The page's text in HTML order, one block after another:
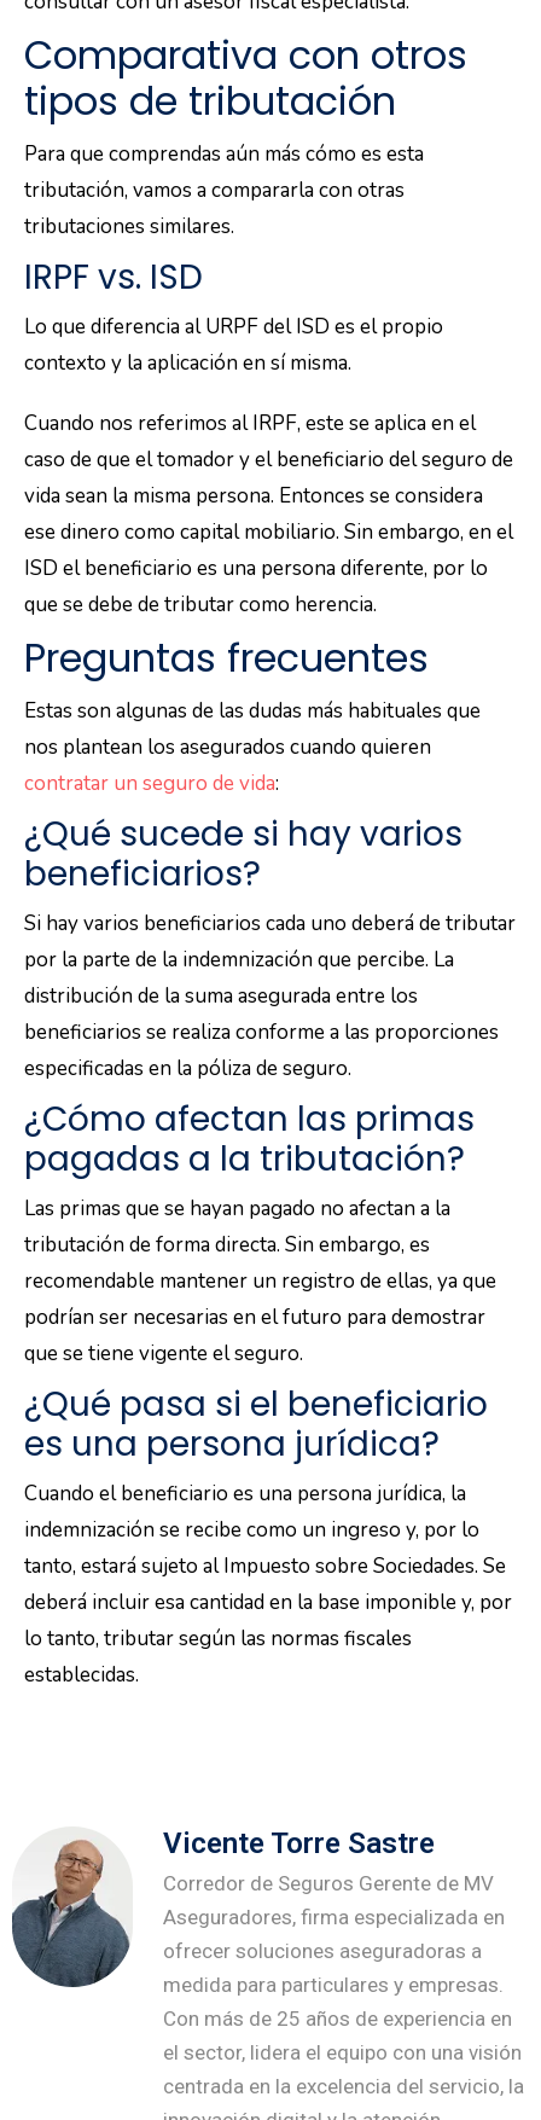
Comparativa con otros
tipos de tributación
Para que comprendas aún más cómo es esta
tributación, vamos a compararla con otras
tributaciones similares.
IRPF vs. ISD
Lo que diferencia al URPF del ISD es el propio
contexto y la aplicación en sí misma.
Cuando nos referimos al IRPF, este se aplica en el
caso de que el tomador y el beneficiario del seguro de
vida sean la misma persona. Entonces se considera
ese dinero como capital mobiliario. Sin embargo, en el
ISD el beneficiario es una persona diferente, por lo
que se debe de tributar como herencia.
Preguntas frecuentes
Estas son algunas de las dudas más habituales que
nos plantean los asegurados cuando quieren
contratar un seguro de vida:
¿Qué sucede si hay varios
beneficiarios?
Si hay varios beneficiarios cada uno deberá de tributar
por la parte de la indemnización que percibe. La
distribución de la suma asegurada entre los
beneficiarios se realiza conforme a las proporciones
especificadas en la póliza de seguro.
¿Cómo afectan las primas
pagadas a la tributación?
Las primas que se hayan pagado no afectan a la
tributación de forma directa. Sin embargo, es
recomendable mantener un registro de ellas, ya que
podrían ser necesarias en el futuro para demostrar
que se tiene vigente el seguro.
¿Qué pasa si el beneficiario
es una persona jurídica?
Cuando el beneficiario es una persona jurídica, la
indemnización se recibe como un ingreso y, por lo
tanto, estará sujeto al Impuesto sobre Sociedades. Se
deberá incluir esa cantidad en la base imponible y, por
lo tanto, tributar según las normas fiscales
establecidas.
Vicente Torre Sastre
Corredor de Seguros Gerente de MV
Aseguradores, firma especializada en
ofrecer soluciones aseguradoras a
medida para particulares y empresas.
Con más de 25 años de experiencia en
el sector, lidera el equipo con una visión
centrada en la excelencia del servicio, la